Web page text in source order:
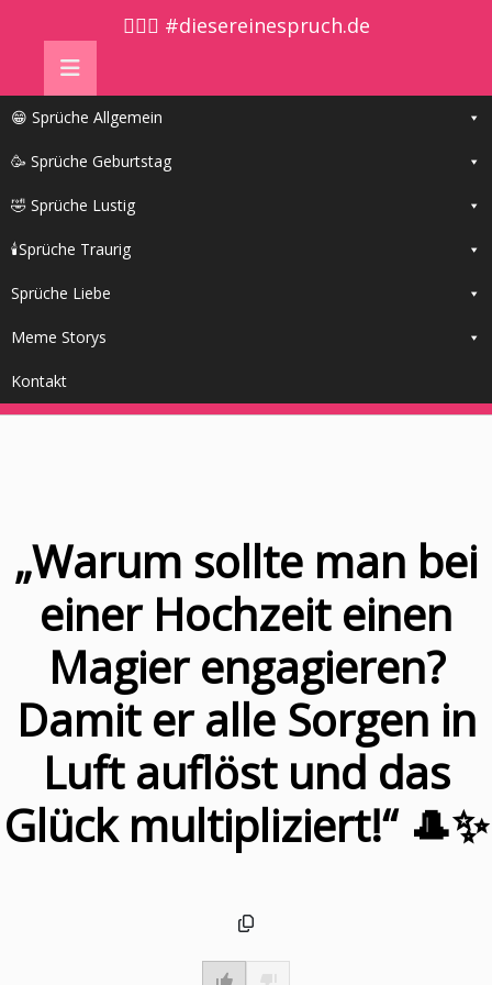
🤷🏼‍♀️ #diesereinespruch.de
😁 Sprüche Allgemein
🥳 Sprüche Geburtstag
🤣 Sprüche Lustig
🕯Sprüche Traurig
Sprüche Liebe
Meme Storys
Kontakt
„Warum sollte man bei
einer Hochzeit einen
Magier engagieren?
Damit er alle Sorgen in
Luft auflöst und das
Glück multipliziert!“ 🎩✨